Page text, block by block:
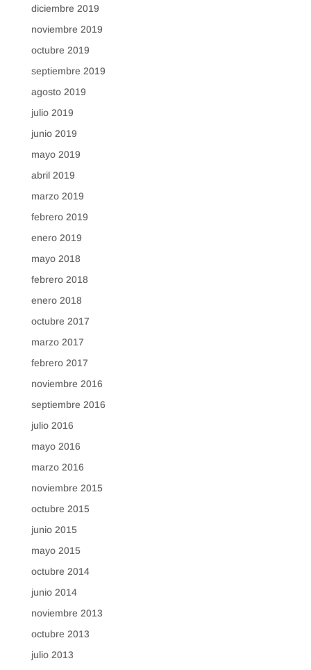
diciembre 2019
noviembre 2019
octubre 2019
septiembre 2019
agosto 2019
julio 2019
junio 2019
mayo 2019
abril 2019
marzo 2019
febrero 2019
enero 2019
mayo 2018
febrero 2018
enero 2018
octubre 2017
marzo 2017
febrero 2017
noviembre 2016
septiembre 2016
julio 2016
mayo 2016
marzo 2016
noviembre 2015
octubre 2015
junio 2015
mayo 2015
octubre 2014
junio 2014
noviembre 2013
octubre 2013
julio 2013